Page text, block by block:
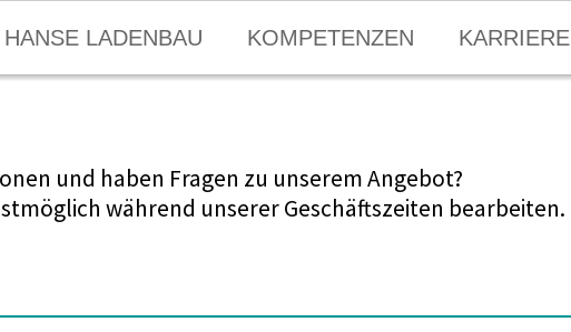
KARRIERE
KOMPETENZEN
HANSE LADENBAU
und haben Fragen zu unserem Angebot?
während unserer Geschäftszeiten bearbeiten.